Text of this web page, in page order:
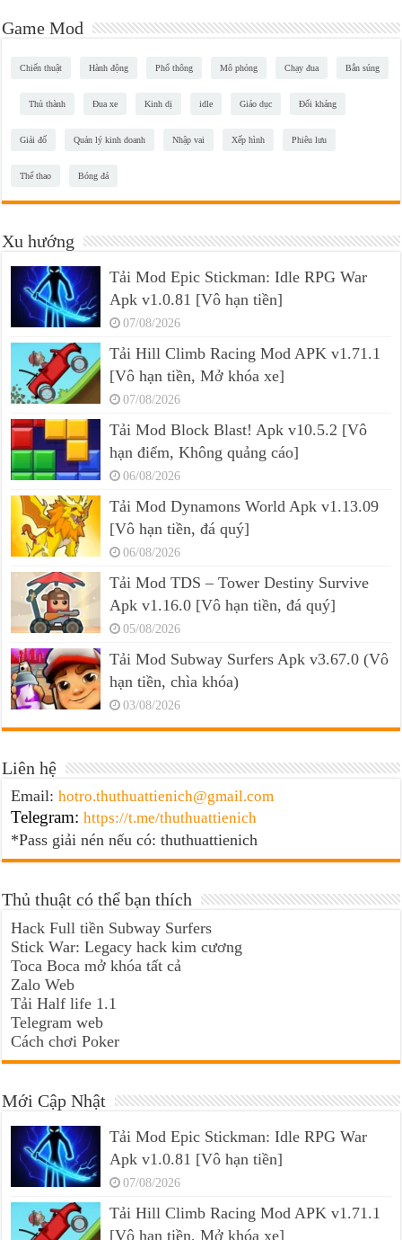
Game Mod
Chiến thuật Hành động Phổ thông Mô phỏng Chạy đua Bắn súng
Thủ thành Đua xe Kinh dị idle Giáo dục Đối kháng
Giải đố Quản lý kinh doanh Nhập vai Xếp hình Phiêu lưu
Thể thao Bóng đá
Xu hướng
Tải Mod Epic Stickman: Idle RPG War
Apk v1.0.81 [Vô hạn tiền]
07/08/2026
Tải Hill Climb Racing Mod APK v1.71.1
[Vô hạn tiền, Mở khóa xe]
07/08/2026
Tải Mod Block Blast! Apk v10.5.2 [Vô
hạn điểm, Không quảng cáo]
06/08/2026
Tải Mod Dynamons World Apk v1.13.09
[Vô hạn tiền, đá quý]
06/08/2026
Tải Mod TDS – Tower Destiny Survive
Apk v1.16.0 [Vô hạn tiền, đá quý]
05/08/2026
Tải Mod Subway Surfers Apk v3.67.0 (Vô
hạn tiền, chìa khóa)
03/08/2026
Liên hệ
Email:hotro.thuthuattienich@gmail.com
Telegram: https://t.me/thuthuattienich
*Pass giải nén nếu có: thuthuattienich
Thủ thuật có thể bạn thích
Hack Full tiền Subway Surfers
Stick War: Legacy hack kim cương
Toca Boca mở khóa tất cả
Zalo Web
Tải Half life 1.1
Telegram web
Cách chơi Poker
Mới Cập Nhật
Tải Mod Epic Stickman: Idle RPG War
Apk v1.0.81 [Vô hạn tiền]
07/08/2026
Tải Hill Climb Racing Mod APK v1.71.1
[Vô hạn tiền, Mở khóa xe]